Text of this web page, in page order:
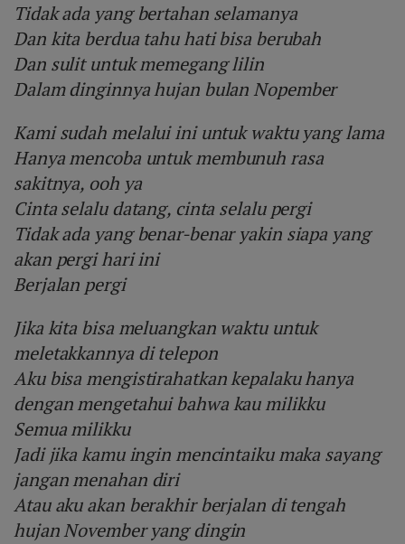
Tidak ada yang bertahan selamanya
Dan kita berdua tahu hati bisa berubah
Dan sulit untuk memegang lilin
Dalam dinginnya hujan bulan Nopember
Kami sudah melalui ini untuk waktu yang lama
Hanya mencoba untuk membunuh rasa
sakitnya, ooh ya
Cinta selalu datang, cinta selalu pergi
Tidak ada yang benar-benar yakin siapa yang
akan pergi hari ini
Berjalan pergi
Jika kita bisa meluangkan waktu untuk
meletakkannya di telepon
Aku bisa mengistirahatkan kepalaku hanya
dengan mengetahui bahwa kau milikku
Semua milikku
Jadi jika kamu ingin mencintaiku maka sayang
jangan menahan diri
Atau aku akan berakhir berjalan di tengah
hujan November yang dingin